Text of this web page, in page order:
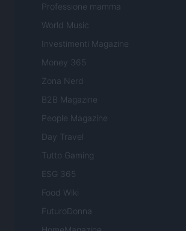
Professione mamma
World Music
Investimenti Magazine
Money 365
Zona Nerd
B2B Magazine
People Magazine
Day Travel
Tutto Gaming
ESG 365
Food Wiki
FuturoDonna